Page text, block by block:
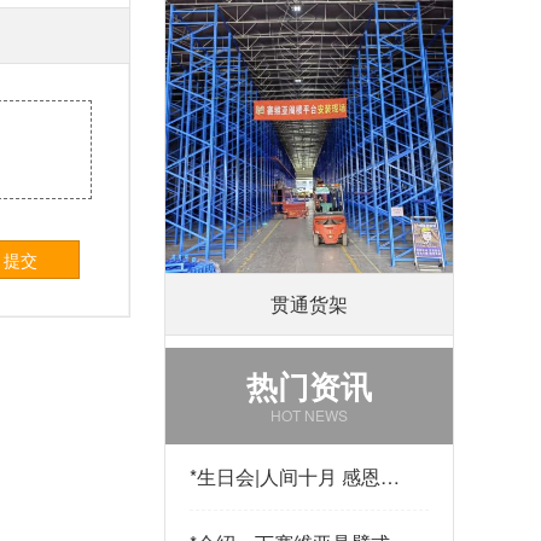
提交
贯通货架
热门资讯
HOT NEWS
*生日会|人间十月 感恩有